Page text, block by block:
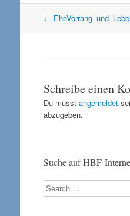
Artikel
←
Schreibe einen
Du musst angemeldet
abzugeben.
Suche auf HBF-
Search